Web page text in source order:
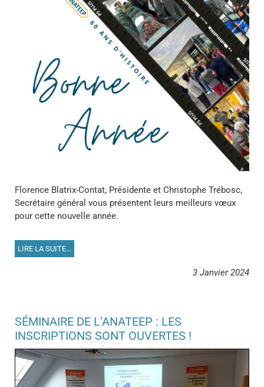
Florence Blatrix-Contat, Présidente et Christophe Trébosc,
Secrétaire général vous présentent leurs meilleurs vœux
pour cette nouvelle année.
LIRE LA SUITE...
3 Janvier 2024
SÉMINAIRE DE L’ANATEEP : LES
INSCRIPTIONS SONT OUVERTES !